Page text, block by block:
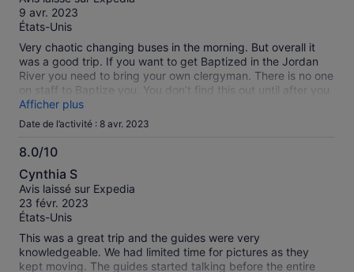
10
9 avr. 2023
États-Unis
Very chaotic changing buses in the morning. But overall it
was a good trip. If you want to get Baptized in the Jordan
River you need to bring your own clergyman. There is no one
on staff to Baptize you. You don’t find this out until after you
have paid and dressed.
Afficher plus
Date de l’activité : 8 avr. 2023
8.0/10
8.0
sur
10
Cynthia S
Avis laissé sur Expedia
23 févr. 2023
États-Unis
This was a great trip and the guides were very
knowledgeable. We had limited time for pictures as they
kept moving. The guides started talking before the entire